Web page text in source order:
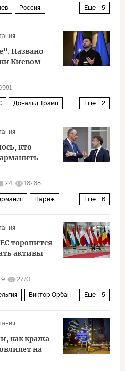
Еще 5
Россия
Названо
Киевом
Еще 2
Дональд Трамп
кто
24 18288
Еще 6
Париж
торопится
активы
9 2770
Еще 5
Виктор Орбан
как кража
на